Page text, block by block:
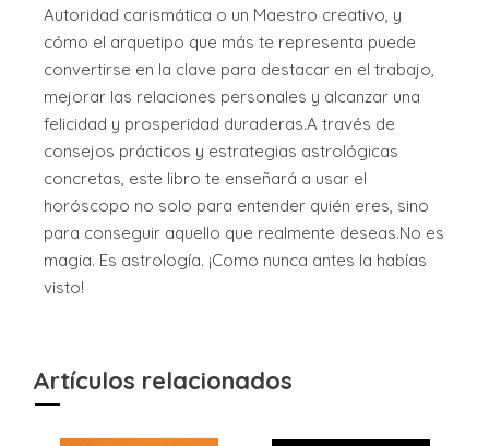
Autoridad carismática o un Maestro creativo, y
cómo el arquetipo que más te representa puede
convertirse en la clave para destacar en el trabajo,
mejorar las relaciones personales y alcanzar una
felicidad y prosperidad duraderas.A través de
consejos prácticos y estrategias astrológicas
concretas, este libro te enseñará a usar el
horóscopo no solo para entender quién eres, sino
para conseguir aquello que realmente deseas.No es
magia. Es astrología. ¡Como nunca antes la habías
visto!
Artículos relacionados